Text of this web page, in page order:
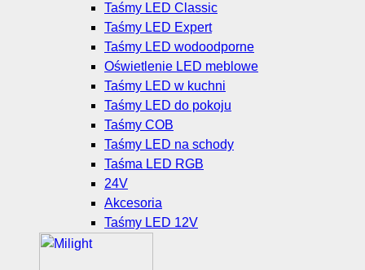
Taśmy LED Classic
Taśmy LED Expert
Taśmy LED wodoodporne
Oświetlenie LED meblowe
Taśmy LED w kuchni
Taśmy LED do pokoju
Taśmy COB
Taśmy LED na schody
Taśma LED RGB
24V
Akcesoria
Taśmy LED 12V